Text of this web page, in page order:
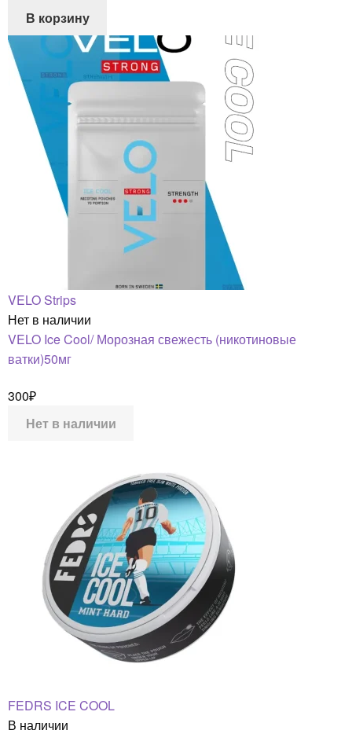
В корзину
VELO Strips
Нет в наличии
VELO Ice Cool/ Морозная свежесть (никотиновые
ватки)50мг
300₽
Нет в наличии
FEDRS ICE COOL
В наличии